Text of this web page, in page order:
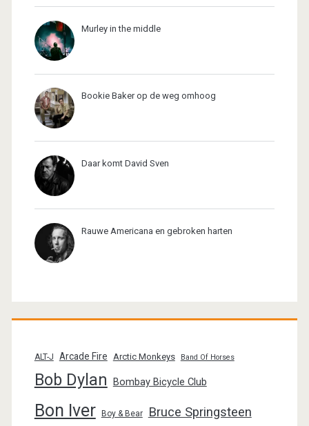
Murley in the middle
Bookie Baker op de weg omhoog
Daar komt David Sven
Rauwe Americana en gebroken harten
ALT-J Arcade Fire Arctic Monkeys Band Of Horses
Bob Dylan Bombay Bicycle Club
Bon Iver Boy & Bear Bruce Springsteen